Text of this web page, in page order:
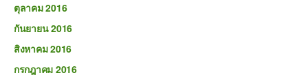
ตุลาคม 2016
กันยายน 2016
สิงหาคม 2016
กรกฎาคม 2016